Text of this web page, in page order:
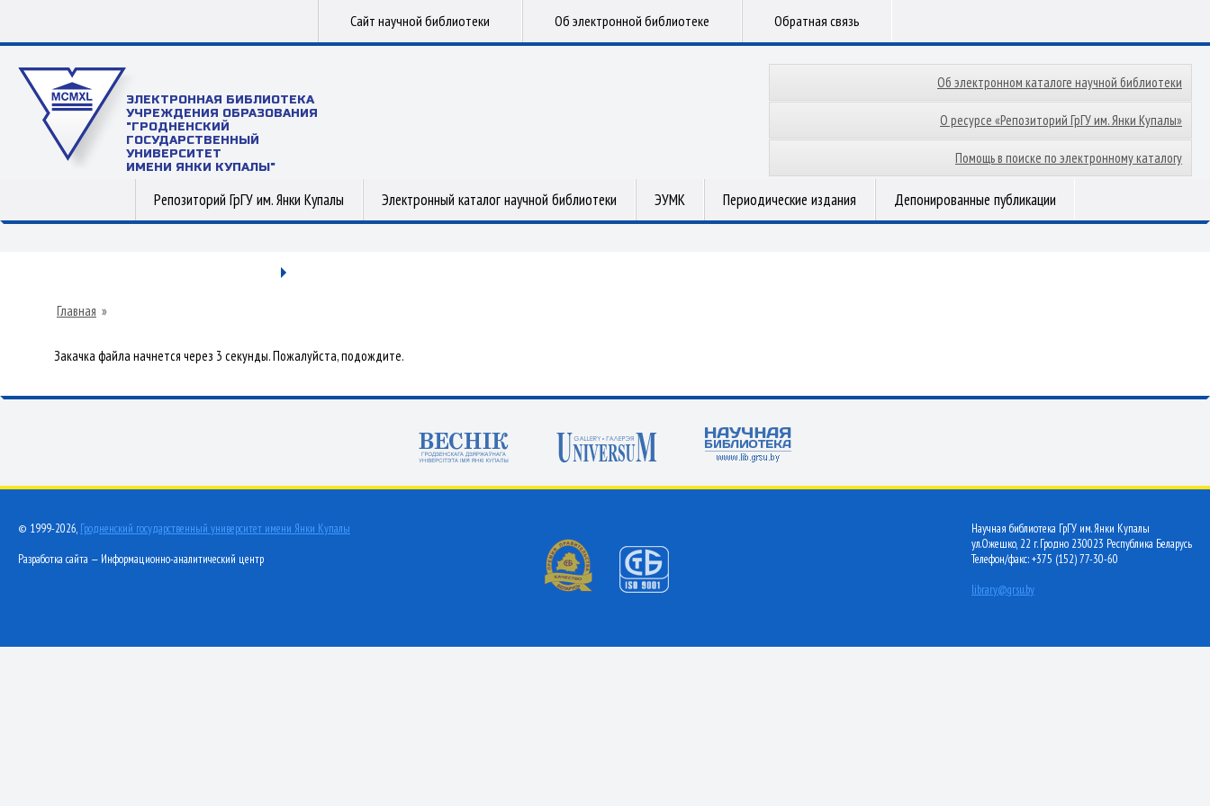
Сайт научной библиотеки Об электронной библиотеке Обратная связь
ЭЛЕКТРОННАЯ БИБЛИОТЕКА
УЧРЕЖДЕНИЯ ОБРАЗОВАНИЯ
"ГРОДНЕНСКИЙ
ГОСУДАРСТВЕННЫЙ
УНИВЕРСИТЕТ
ИМЕНИ ЯНКИ КУПАЛЫ"
Об электронном каталоге научной библиотеки
О ресурсе «Репозиторий ГрГУ им. Янки Купалы»
Помощь в поиске по электронному каталогу
Репозиторий ГрГУ им. Янки Купалы Электронный каталог научной библиотеки ЭУМК Периодические издания Депонированные публикации
Главная »
Закачка файла начнется через 3 секунды. Пожалуйста, подождите.
© 1999-2026, Гродненский государственный университет имени Янки Купалы
Разработка сайта — Информационно-аналитический центр
Научная библиотека ГрГУ им. Янки Купалы
ул.Ожешко, 22 г. Гродно 230023 Республика Беларусь
Телефон/факс: +375 (152) 77-30-60
library@grsu.by